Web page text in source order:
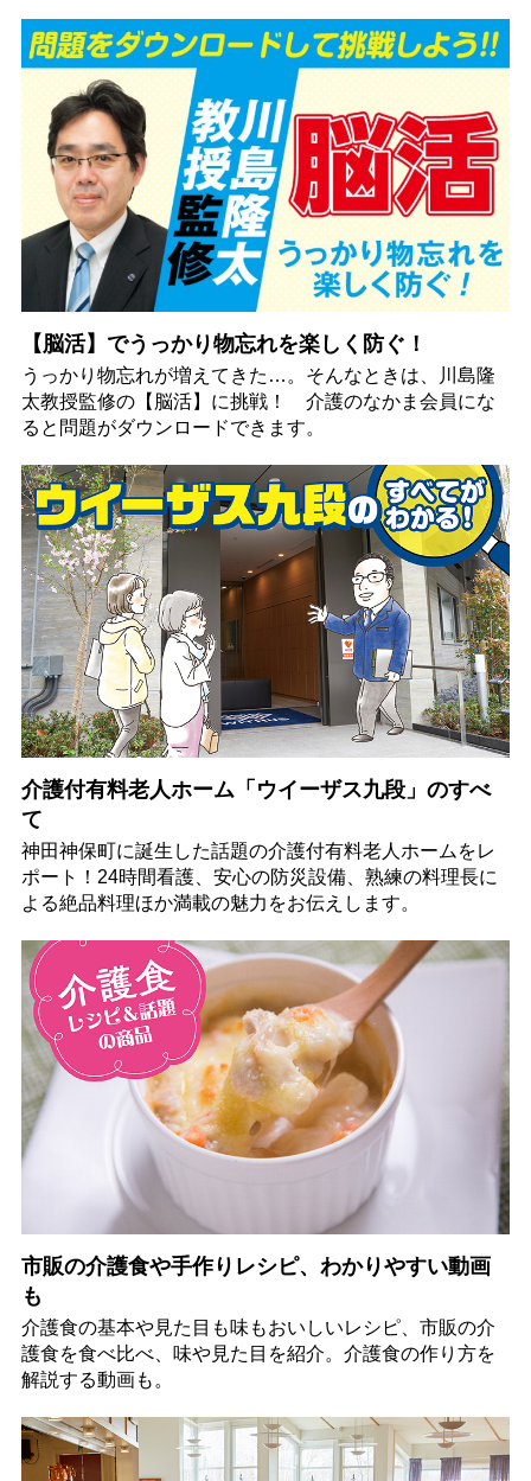
【脳活】でうっかり物忘れを楽しく防ぐ！
うっかり物忘れが増えてきた…。そんなときは、川島隆
太教授監修の【脳活】に挑戦！ 介護のなかま会員にな
ると問題がダウンロードできます。
介護付有料老人ホーム「ウイーザス九段」のすべ
て
神田神保町に誕生した話題の介護付有料老人ホームをレ
ポート！24時間看護、安心の防災設備、熟練の料理長に
よる絶品料理ほか満載の魅力をお伝えします。
市販の介護食や手作りレシピ、わかりやすい動画
も
介護食の基本や見た目も味もおいしいレシピ、市販の介
護食を食べ比べ、味や見た目を紹介。介護食の作り方を
解説する動画も。